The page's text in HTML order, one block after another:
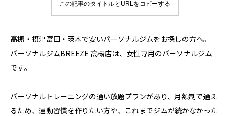
この記事のタイトルとURLをコピーする
高槻・摂津富田・茨木で安いパーソナルジムをお探しの方へ。
パーソナルジムBREEZE 高槻店は、女性専用のパーソナルジム
です。
パーソナルトレーニングの通い放題プランがあり、月額制で通え
るため、運動習慣を作りたい方や、これまでジムが続かなかった